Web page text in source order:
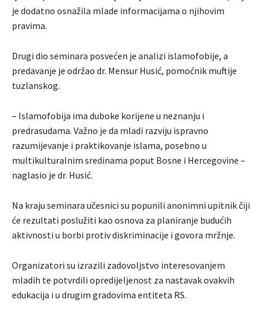
je dodatno osnažila mlade informacijama o njihovim
pravima.
Drugi dio seminara posvećen je analizi islamofobije, a
predavanje je održao dr. Mensur Husić, pomoćnik muftije
tuzlanskog.
– Islamofobija ima duboke korijene u neznanju i
predrasudama. Važno je da mladi razviju ispravno
razumijevanje i praktikovanje islama, posebno u
multikulturalnim sredinama poput Bosne i Hercegovine –
naglasio je dr. Husić.
Na kraju seminara učesnici su popunili anonimni upitnik čiji
će rezultati poslužiti kao osnova za planiranje budućih
aktivnosti u borbi protiv diskriminacije i govora mržnje.
Organizatori su izrazili zadovoljstvo interesovanjem
mladih te potvrdili opredijeljenost za nastavak ovakvih
edukacija i u drugim gradovima entiteta RS.